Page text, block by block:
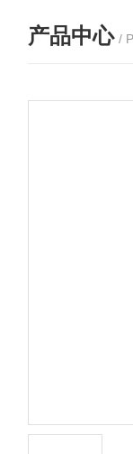
产品中心 /